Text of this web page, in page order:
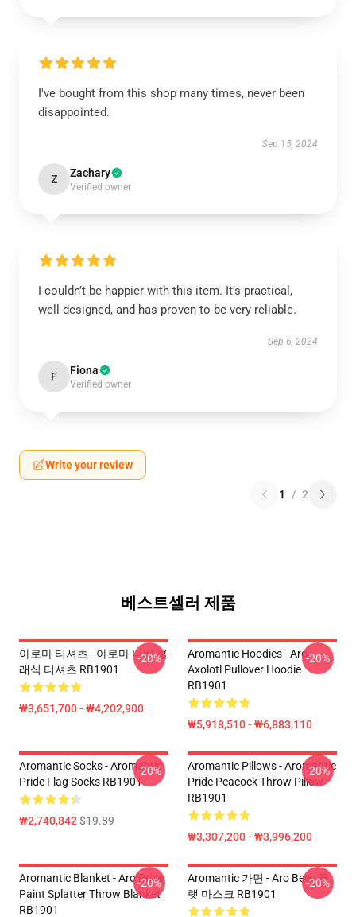
I've bought from this shop many times, never been
disappointed.
Sep 15, 2024
Z Zachary
Verified owner
I couldn’t be happier with this item. It’s practical,
well-designed, and has proven to be very reliable.
Sep 6, 2024
F Fiona
Verified owner
Write your review
1 / 2
베스트셀러 제품
아로마 티셔츠 - 아로마 나비 클
래식 티셔츠 RB1901
₩3,651,700 - ₩4,202,900
-20%
Aromantic Hoodies - Aro
Axolotl Pullover Hoodie
RB1901
₩5,918,510 - ₩6,883,110
-20%
Aromantic Socks - Aromantic
Pride Flag Socks RB1901
₩2,740,842$19.89
-20%
Aromantic Pillows - Aromantic
Pride Peacock Throw Pillow
RB1901
₩3,307,200 - ₩3,996,200
-20%
Aromantic Blanket - Aro Pride
Paint Splatter Throw Blanket
RB1901
-20%
Aromantic 가면 - Aro Bees 플
랫 마스크 RB1901
-20%